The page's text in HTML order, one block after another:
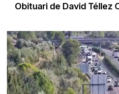
Obituari de David Téllez